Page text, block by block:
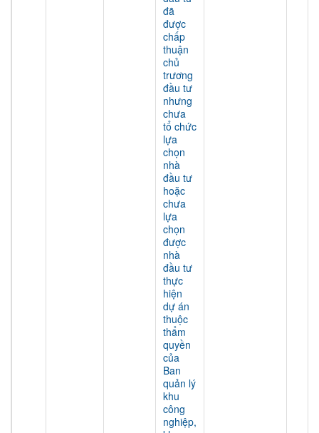
đã
được
chấp
thuận
chủ
trương
đầu tư
nhưng
chưa
tổ chức
lựa
chọn
nhà
đầu tư
hoặc
chưa
lựa
chọn
được
nhà
đầu tư
thực
hiện
dự án
thuộc
thẩm
quyền
của
Ban
quản lý
khu
công
nghiệp,